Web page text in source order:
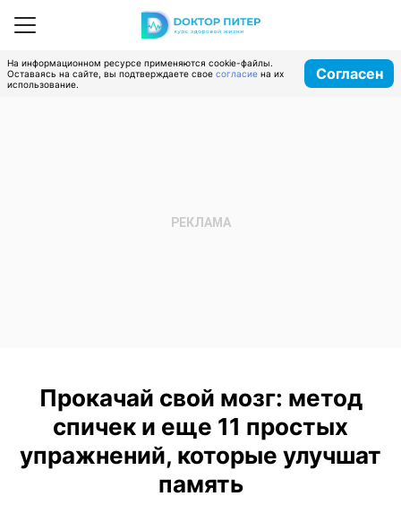
На информационном ресурсе применяются cookie-файлы.
Оставаясь на сайте, вы подтверждаете свое согласие на их
использование.
Согласен
Прокачай свой мозг: метод
спичек и еще 11 простых
упражнений, которые улучшат
память